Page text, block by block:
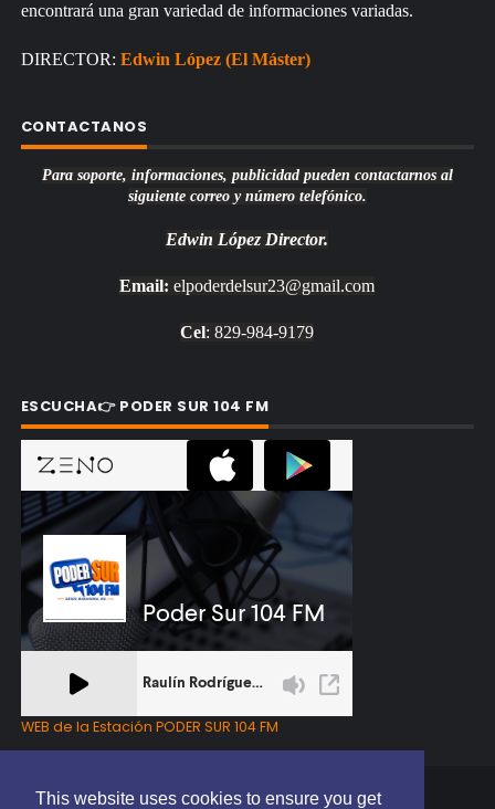
This website uses cookies to ensure you get
encontrará una gran variedad de informaciones variadas.
DIRECTOR: Edwin López (El Máster)
CONTACTANOS
Para soporte, informaciones, publicidad pueden contactarnos al
siguiente correo y número telefónico.
Edwin López Director.
Email: elpoderdelsur23@gmail.com
Cel: 829-984-9179
ESCUCHA👉 PODER SUR 104 FM
WEB de la Estación PODER SUR 104 FM